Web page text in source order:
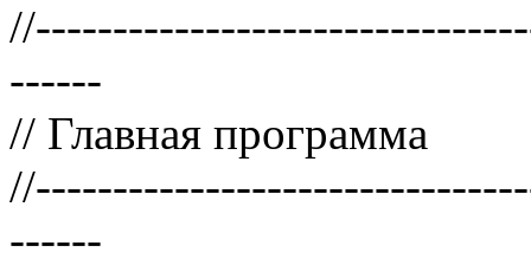
------
// Главная программа
------